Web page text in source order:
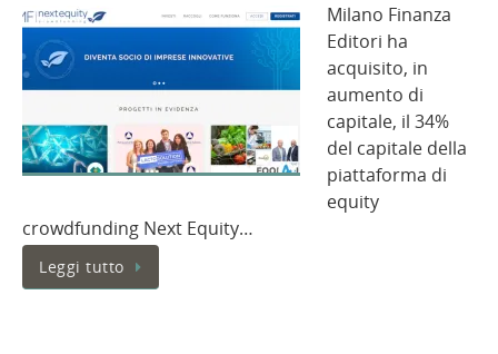
Milano Finanza
Editori ha
acquisito, in
aumento di
capitale, il 34%
del capitale della
piattaforma di
equity
crowdfunding Next Equity…
Leggi tutto